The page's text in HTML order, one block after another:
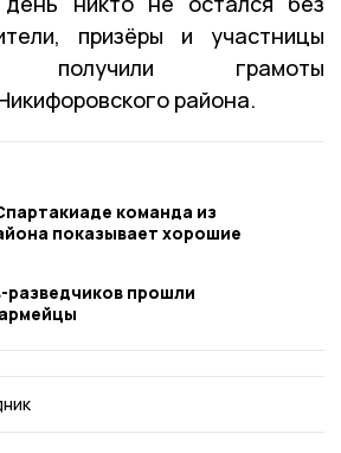
призёры и участницы
получили грамоты
района.
команда из
показывает хорошие
разведчиков прошли